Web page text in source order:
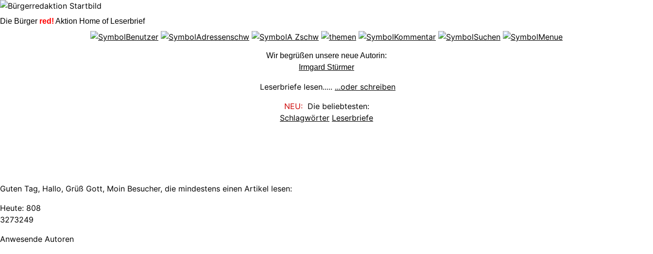
Die Bürger red! Aktion Home of Leserbrief
Wir begrüßen unsere neue Autorin:
Irmgard Stürmer
Leserbriefe lesen..... ...oder schreiben
NEU:Die beliebtesten:
Schlagwörter Leserbriefe
Guten Tag, Hallo, Grüß Gott, Moin Besucher, die mindestens einen Artikel lesen:
Heute: 808
3273249
Anwesende Autoren